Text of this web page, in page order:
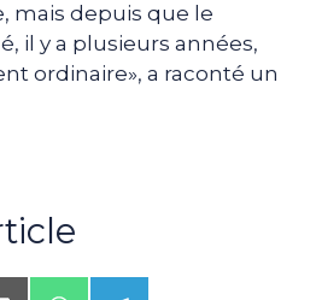
mais depuis que le
il y a plusieurs années,
ordinaire», a raconté un